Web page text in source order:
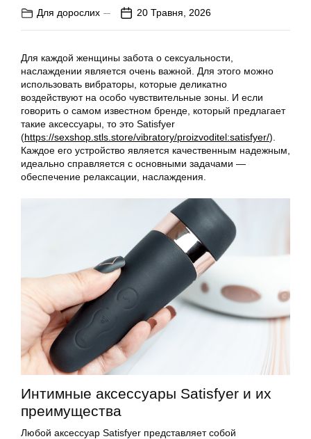
Для дорослих 20 Травня, 2026
Для каждой женщины забота о сексуальности,
наслаждении является очень важной. Для этого можно
использовать вибраторы, которые деликатно
воздействуют на особо чувствительные зоны. И если
говорить о самом известном бренде, который предлагает
такие аксессуары, то это Satisfyer
(https://sexshop.stls.store/vibratory/proizvoditel:satisfyer/).
Каждое его устройство является качественным надежным,
идеально справляется с основными задачами —
обеспечение релаксации, наслаждения.
Интимные аксессуары Satisfyer и их
преимущества
Любой аксессуар Satisfyer представляет собой